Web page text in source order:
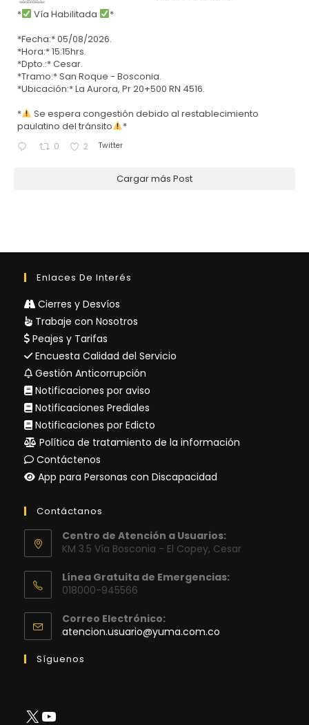
* Vía Habilitada
*
*Fecha:* 05/08/2026.
*Hora:* 15:15hrs.
*Dpto.:* Cesar.
*Tramo:* San Roque - Bosconia.
*Ubicación:* La Aurora, Pr 20+500 RN 4516.
*
Se espera congestión debido al restablecimiento
paulatino del tránsito
*
0 2 Twitter
Cargar más Post
Enlaces De Interés
Cierres y Desvíos
Trabaje con Nosotros
Peajes y Tarifas
Encuesta Calidad del Servicio
Gestión Anticorrupción
Notificaciones por aviso
Notificaciones Prediales
Notificaciones por Edicto
Política de tratamiento de la información
Contáctenos
App para Personas con Discapacidad
Contáctanos
Centro de Atención a Usuarios:
KM 3.5 Vía Bosconia - El Copey, Cesar
Línea Gratuita de Emergencias:
018000-945566
Correo Electrónico:
atencion.usuario@yuma.com.co
Síguenos
X YouTube